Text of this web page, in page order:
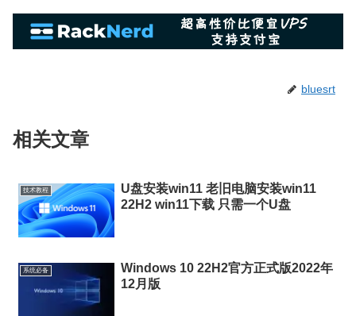
bluesrt
相关文章
技术教程
U盘安装win11 老旧电脑安装win11
22H2 win11下载 只需一个U盘
系统必备
Windows 10 22H2官方正式版2022年
12月版